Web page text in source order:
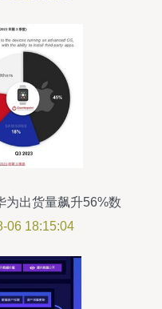
为出货量飙升56%数
引擎
06 18:15:04